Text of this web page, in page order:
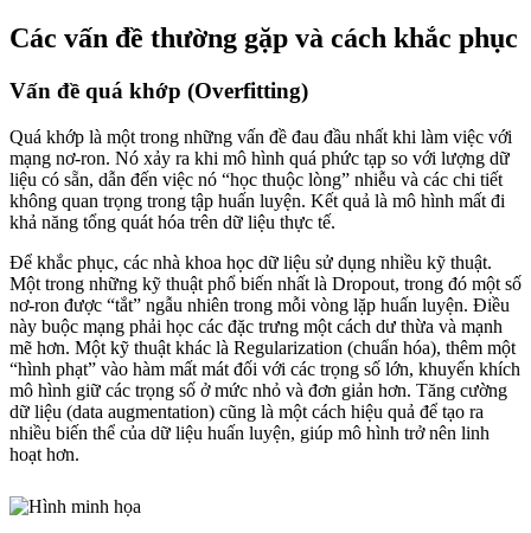
Các vấn đề thường gặp và cách khắc phục
Vấn đề quá khớp (Overfitting)
Quá khớp là một trong những vấn đề đau đầu nhất khi làm việc với
mạng nơ-ron. Nó xảy ra khi mô hình quá phức tạp so với lượng dữ
liệu có sẵn, dẫn đến việc nó “học thuộc lòng” nhiễu và các chi tiết
không quan trọng trong tập huấn luyện. Kết quả là mô hình mất đi
khả năng tổng quát hóa trên dữ liệu thực tế.
Để khắc phục, các nhà khoa học dữ liệu sử dụng nhiều kỹ thuật.
Một trong những kỹ thuật phổ biến nhất là Dropout, trong đó một số
nơ-ron được “tắt” ngẫu nhiên trong mỗi vòng lặp huấn luyện. Điều
này buộc mạng phải học các đặc trưng một cách dư thừa và mạnh
mẽ hơn. Một kỹ thuật khác là Regularization (chuẩn hóa), thêm một
“hình phạt” vào hàm mất mát đối với các trọng số lớn, khuyến khích
mô hình giữ các trọng số ở mức nhỏ và đơn giản hơn. Tăng cường
dữ liệu (data augmentation) cũng là một cách hiệu quả để tạo ra
nhiều biến thể của dữ liệu huấn luyện, giúp mô hình trở nên linh
hoạt hơn.